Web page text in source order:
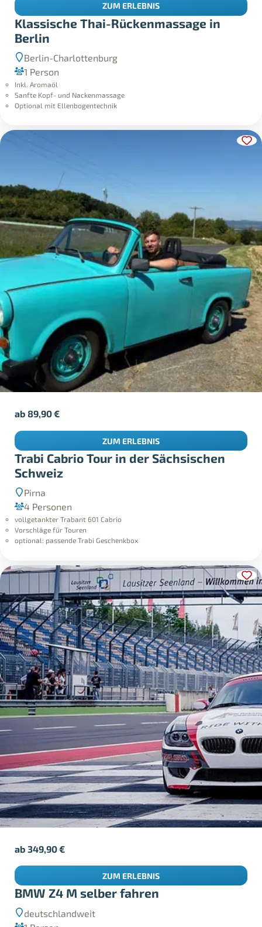
Klassische Thai-Rückenmassage in
Berlin
Berlin-Charlottenburg
1 Person
Inkl. Aromaöl
Sanfte Kopf- und Nackenmassage
Optional mit Ellenbogentechnik
ZUM ERLEBNIS
Trabi Cabrio Tour in der Sächsischen
Schweiz
Pirna
4 Personen
vollgetankter Trabant 601 Cabrio
Vorschläge für Touren
optional: passende Trabi Geschenkbox
ab89,90€
ZUM ERLEBNIS
BMW Z4 M selber fahren
deutschlandweit
ab349,90€
ZUM ERLEBNIS